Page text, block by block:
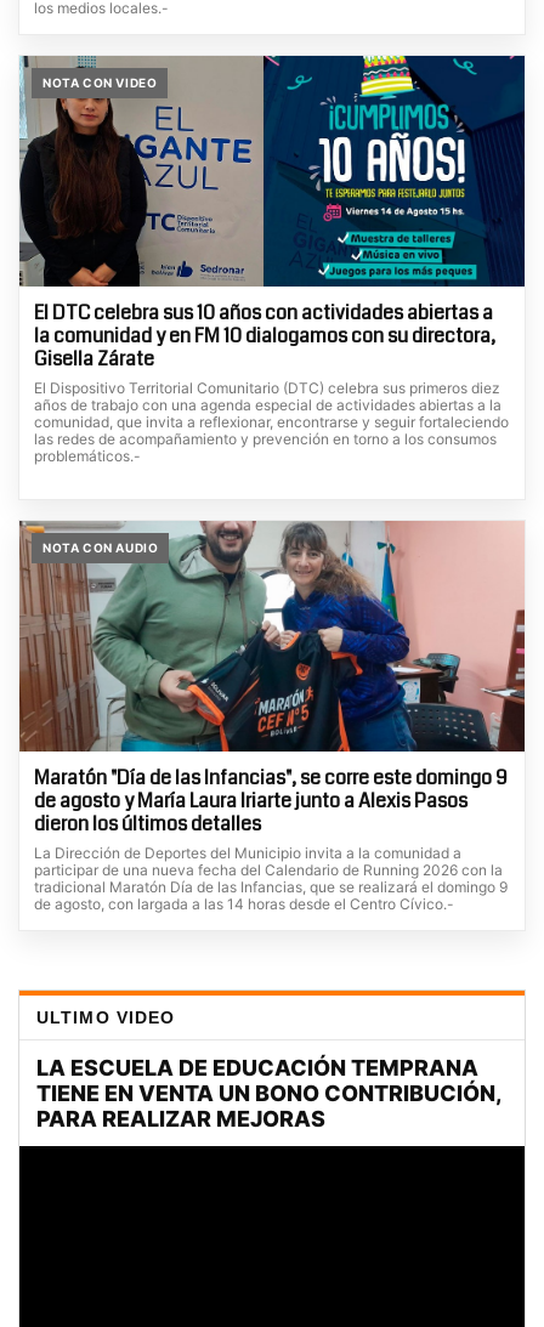
los medios locales.-
NOTA CON VIDEO
El DTC celebra sus 10 años con actividades abiertas a
la comunidad y en FM 10 dialogamos con su directora,
Gisella Zárate
El Dispositivo Territorial Comunitario (DTC) celebra sus primeros diez
años de trabajo con una agenda especial de actividades abiertas a la
comunidad, que invita a reflexionar, encontrarse y seguir fortaleciendo
las redes de acompañamiento y prevención en torno a los consumos
problemáticos.-
NOTA CON AUDIO
Maratón "Día de las Infancias", se corre este domingo 9
de agosto y María Laura Iriarte junto a Alexis Pasos
dieron los últimos detalles
La Dirección de Deportes del Municipio invita a la comunidad a
participar de una nueva fecha del Calendario de Running 2026 con la
tradicional Maratón Día de las Infancias, que se realizará el domingo 9
de agosto, con largada a las 14 horas desde el Centro Cívico.-
ULTIMO VIDEO